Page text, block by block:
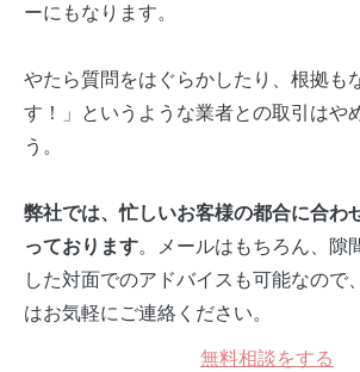
ーにもなります。
やたら質問をはぐらかしたり、根拠も
す！」というような業者との取引はや
う。
弊社では、忙しいお客様の都合に合わ
っております。メールはもちろん、隙
した対面でのアドバイスも可能なので
はお気軽にご連絡ください。
無料相談をする